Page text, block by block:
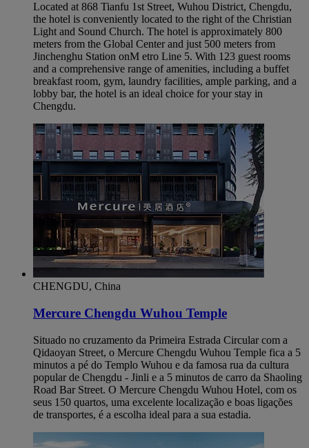
Located at 868 Tianfu 1st Street, Wuhou District, Chengdu,
the hotel is conveniently located to the right of the Christian
Light and Sound Church. The hotel is approximately 800
meters from the Global Center and just 500 meters from
Jinchenghu Station onM etro Line 5. With 123 guest rooms
and a comprehensive range of amenities, including a buffet
breakfast room, gym, laundry facilities, ample parking, and a
lobby bar, the hotel is an ideal choice for your stay in
Chengdu.
CHENGDU, China
Mercure Chengdu Wuhou Temple
Situado no cruzamento da Primeira Estrada Circular com a
Qidaoyan Street, o Mercure Chengdu Wuhou Temple fica a 5
minutos a pé do Templo Wuhou e da famosa rua da cultura
popular de Chengdu - Jinli e a 5 minutos de carro da Shaoling
Road Bar Street. O Mercure Chengdu Wuhou Hotel, com os
seus 150 quartos, uma excelente localização e boas ligações
de transportes, é a escolha ideal para a sua estadia.